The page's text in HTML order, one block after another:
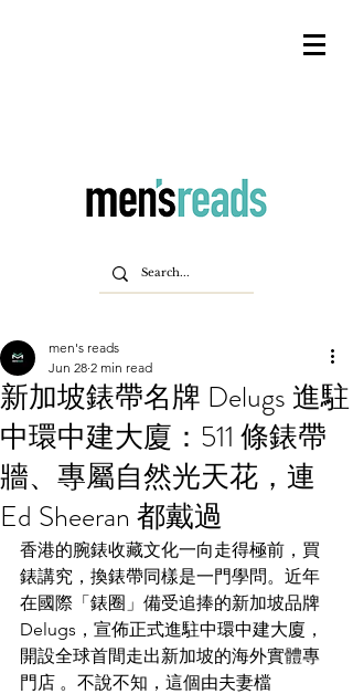
新加坡錶帶名牌 Delugs 進駐
中環中建大廈：511 條錶帶
牆、專屬自然光天花，連
Ed Sheeran 都戴過
men's reads
Jun 28 2 min read
香港的腕錶收藏文化一向走得極前，買
錶講究，換錶帶同樣是一門學問。近年
在國際「錶圈」備受追捧的新加坡品牌
Delugs，宣佈正式進駐中環中建大廈，
開設全球首間走出新加坡的海外實體專
門店 。不說不知，這個由夫妻檔